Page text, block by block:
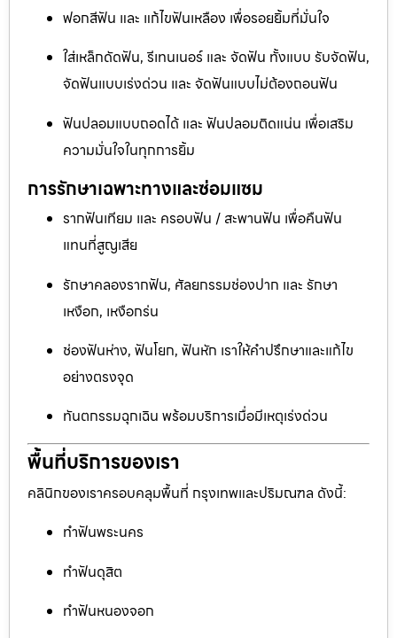
ฟอกสีฟัน และ แก้ไขฟันเหลือง เพื่อรอยยิ้มที่มั่นใจ
ใส่เหล็กดัดฟัน, รีเทนเนอร์ และ จัดฟัน ทั้งแบบ รับจัดฟัน,
จัดฟันแบบเร่งด่วน และ จัดฟันแบบไม่ต้องถอนฟัน
ฟันปลอมแบบถอดได้ และ ฟันปลอมติดแน่น เพื่อเสริม
ความมั่นใจในทุกการยิ้ม
การรักษาเฉพาะทางและซ่อมแซม
รากฟันเทียม และ ครอบฟัน / สะพานฟัน เพื่อคืนฟัน
แทนที่สูญเสีย
รักษาคลองรากฟัน, ศัลยกรรมช่องปาก และ รักษา
เหงือก, เหงือกร่น
ช่องฟันห่าง, ฟันโยก, ฟันหัก เราให้คำปรึกษาและแก้ไข
อย่างตรงจุด
ทันตกรรมฉุกเฉิน พร้อมบริการเมื่อมีเหตุเร่งด่วน
พื้นที่บริการของเรา
คลินิกของเราครอบคลุมพื้นที่ กรุงเทพและปริมณฑล ดังนี้:
ทำฟันพระนคร
ทำฟันดุสิต
ทำฟันหนองจอก